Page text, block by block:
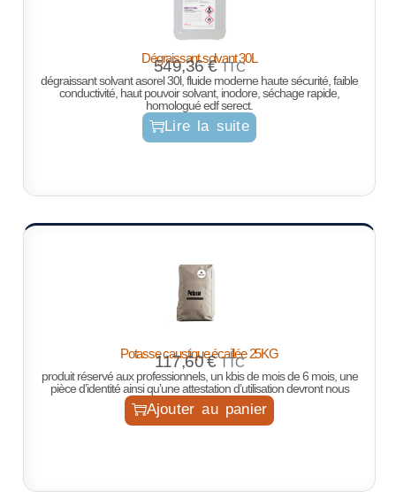
Dégraissant solvant 30L
549,36€ TTC
dégraissant solvant asorel 30l, fluide moderne haute sécurité, faible
conductivité, haut pouvoir solvant, inodore, séchage rapide,
homologué edf serect.
Lire la suite
Potasse caustique écaillée 25KG
117,60€ TTC
produit réservé aux professionnels, un kbis de mois de 6 mois, une
pièce d’identité ainsi qu’une attestation d’utilisation devront nous
Ajouter au panier